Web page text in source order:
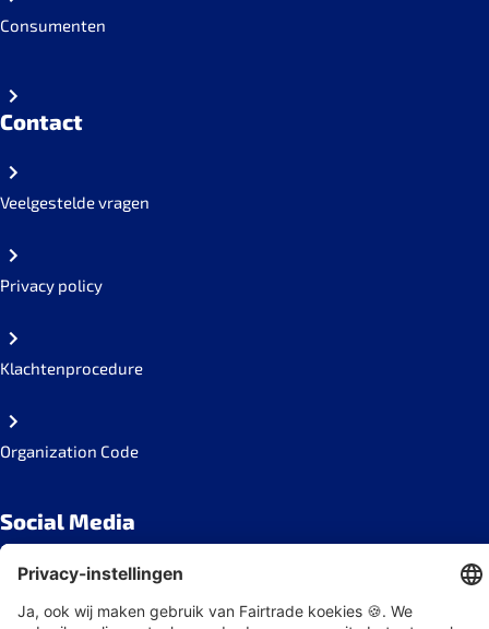
Consumenten
Contact
Veelgestelde vragen
Privacy policy
Klachtenprocedure
Organization Code
Social Media